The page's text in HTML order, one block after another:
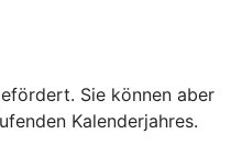
Sie können aber
Kalenderjahres.